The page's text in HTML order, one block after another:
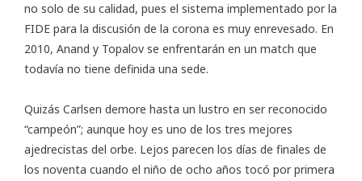
no solo de su calidad, pues el sistema implementado por la
FIDE para la discusión de la corona es muy enrevesado. En
2010, Anand y Topalov se enfrentarán en un match que
todavía no tiene definida una sede.
Quizás Carlsen demore hasta un lustro en ser reconocido
“campeón”; aunque hoy es uno de los tres mejores
ajedrecistas del orbe. Lejos parecen los días de finales de
los noventa cuando el niño de ocho años tocó por primera